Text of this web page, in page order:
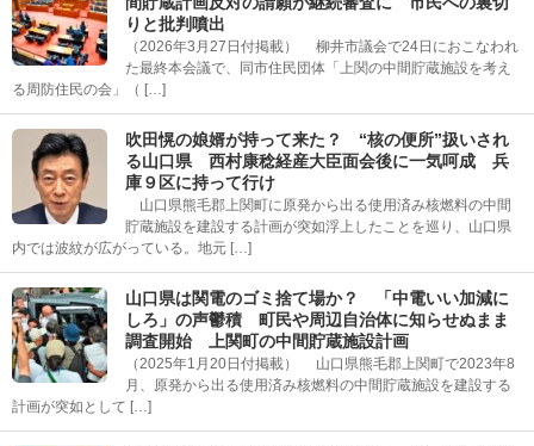
りと批判噴出
（2026年3月27日付掲載） 柳井市議会で24日におこなわれ
た最終本会議で、同市住民団体「上関の中間貯蔵施設を考え
る周防住民の会」（ […]
吹田愰の娘婿が持って来た？ “核の便所”扱いされ
る山口県 西村康稔経産大臣面会後に一気呵成 兵
庫９区に持って行け
山口県熊毛郡上関町に原発から出る使用済み核燃料の中間
貯蔵施設を建設する計画が突如浮上したことを巡り、山口県
内では波紋が広がっている。地元 […]
山口県は関電のゴミ捨て場か？ 「中電いい加減に
しろ」の声鬱積 町民や周辺自治体に知らせぬまま
調査開始 上関町の中間貯蔵施設計画
（2025年1月20日付掲載） 山口県熊毛郡上関町で2023年8
月、原発から出る使用済み核燃料の中間貯蔵施設を建設する
計画が突如として […]